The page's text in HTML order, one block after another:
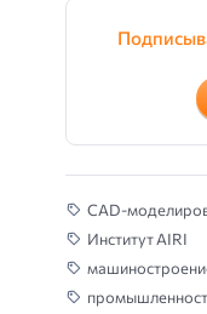
CAD-
Институт AIRI